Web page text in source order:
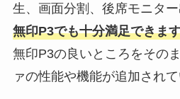
生、画面分割、後席モニタ
無印P3でも十分満足できま
無印P3の良いところをその
ァの性能や機能が追加されて